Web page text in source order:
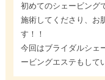
初めてのシェービング
施術してくださり、お
す！！
今回はブライダルシェ
ービングエステもして